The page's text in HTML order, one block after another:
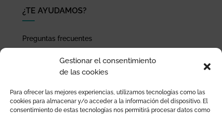
Gestionar el consentimiento
de las cookies
Para ofrecer las mejores experiencias, utilizamos tecnologías como las
cookies para almacenar y/o acceder a la información del dispositivo. El
consentimiento de estas tecnologías nos permitirá procesar datos como
¿TE AYUDAMOS?
Preguntas frecuentes
Pago seguro
Devoluciones y garantía